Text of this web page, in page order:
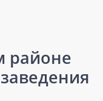
районе